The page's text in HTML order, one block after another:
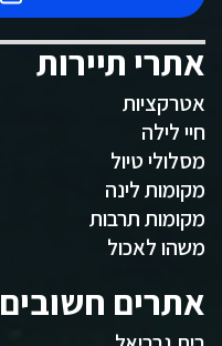
אתרי תיירות
אטרקציות
חיי לילה
מסלולי טיול
מקומות לינה
מקומות תרבות
משהו לאכול
אתרים חשובים